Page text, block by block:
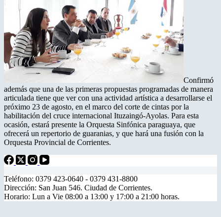
Confirmó
además que una de las primeras propuestas programadas de manera
articulada tiene que ver con una actividad artística a desarrollarse el
próximo 23 de agosto, en el marco del corte de cintas por la
habilitación del cruce internacional Ituzaingó-Ayolas. Para esta
ocasión, estará presente la Orquesta Sinfónica paraguaya, que
ofrecerá un repertorio de guaranias, y que hará una fusión con la
Orquesta Provincial de Corrientes.
Teléfono: 0379 423-0640 - 0379 431-8800
Dirección: San Juan 546. Ciudad de Corrientes.
Horario: Lun a Vie 08:00 a 13:00 y 17:00 a 21:00 horas.